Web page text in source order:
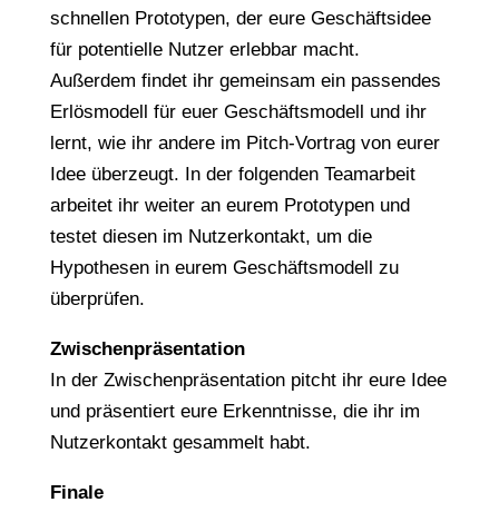
schnellen Prototypen, der eure Geschäftsidee
für potentielle Nutzer erlebbar macht.
Außerdem findet ihr gemeinsam ein passendes
Erlösmodell für euer Geschäftsmodell und ihr
lernt, wie ihr andere im Pitch-Vortrag von eurer
Idee überzeugt. In der folgenden Teamarbeit
arbeitet ihr weiter an eurem Prototypen und
testet diesen im Nutzerkontakt, um die
Hypothesen in eurem Geschäftsmodell zu
überprüfen.
Zwischenpräsentation
In der Zwischenpräsentation pitcht ihr eure Idee
und präsentiert eure Erkenntnisse, die ihr im
Nutzerkontakt gesammelt habt.
Finale